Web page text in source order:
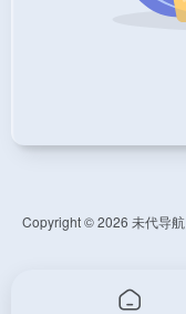
Copyright © 2026 未代导航